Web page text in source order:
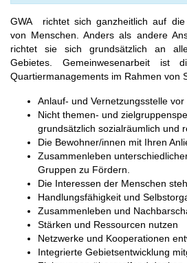
GWA richtet sich ganzheitlich auf die
von Menschen. Anders als andere
richtet sie sich grundsätzlich an
Gebietes. Gemeinwesenarbeit ist
Quartiermanagements im Rahmen von
Anlauf- und Vernetzungsstelle
Nicht themen- und
grundsätzlich sozialräumlich und
Die Bewohner/innen mit Ihren
Zusammenleben
Gruppen zu Fördern.
Die Interessen der Menschen
Handlungsfähigkeit und
Zusammenleben und
Stärken und Ressourcen nutzen
Netzwerke und Kooperationen
Integrierte Gebietsentwicklung